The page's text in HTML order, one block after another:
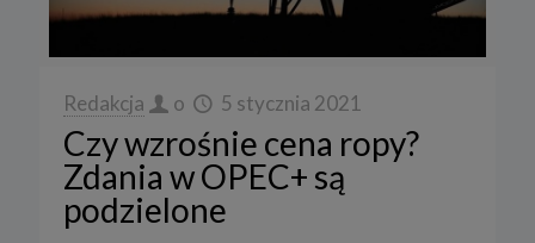
Redakcja o 5 stycznia 2021
Czy wzrośnie cena ropy?
Zdania w OPEC+ są
podzielone